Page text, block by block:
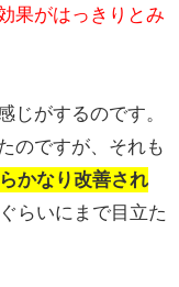
果がはっきりとみ
じがするのです。
のですが、それも
かなり改善され
らいにまで目立た